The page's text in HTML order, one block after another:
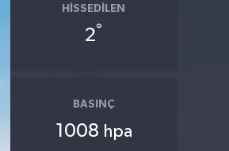
HISSEDILEN
2°
BASINÇ
1008 hpa